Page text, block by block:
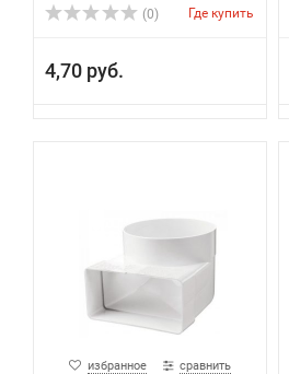
(0) Где купить
4,70 руб.
избранное сравнить